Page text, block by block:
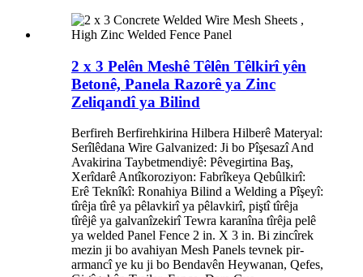
2 x 3 Pelên Meshê Têlên Têlkirî yên
Betonê, Panela Razorê ya Zinc
Zeliqandî ya Bilind
Berfireh Berfirehkirina Hilbera Hilberê Materyal:
Serîlêdana Wire Galvanized: Ji bo Pîşesazî And
Avakirina Taybetmendiyê: Pêvegirtina Baş,
Xerîdarê Antîkoroziyon: Fabrîkeya Qebûlkirî:
Erê Teknîkî: Ronahiya Bilind a Welding a Pîşeyî:
tîrêja tîrê ya pêlavkirî ya pêlavkirî, piştî tîrêja
tîrêjê ya galvanîzekirî Tewra karanîna tîrêja pelê
ya welded Panel Fence 2 in. X 3 in. Bi zincîrek
mezin ji bo avahiyan Mesh Panels tevnek pir-
armancî ye ku ji bo Bendavên Heywanan, Qefes,